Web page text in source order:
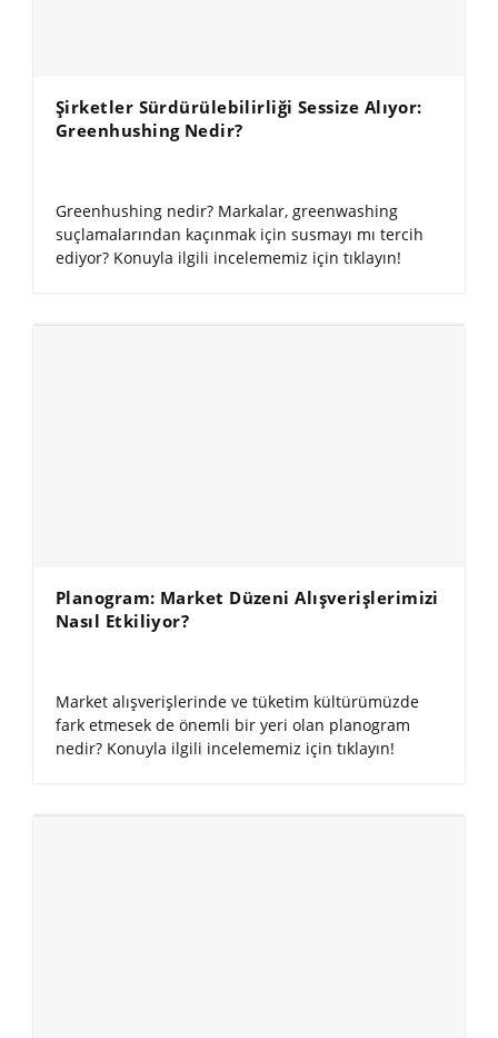
Şirketler Sürdürülebilirliği Sessize Alıyor:
Greenhushing Nedir?
Greenhushing nedir? Markalar, greenwashing
suçlamalarından kaçınmak için susmayı mı tercih
ediyor? Konuyla ilgili incelememiz için tıklayın!
Planogram: Market Düzeni Alışverişlerimizi
Nasıl Etkiliyor?
Market alışverişlerinde ve tüketim kültürümüzde
fark etmesek de önemli bir yeri olan planogram
nedir? Konuyla ilgili incelememiz için tıklayın!